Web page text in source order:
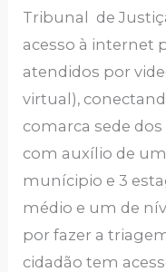
Tribunal de
acesso à internet
atendidos por
virtual),
comarca sede
com auxílio de
munícipio e 3
médio e um de
por fazer a
cidadão tem